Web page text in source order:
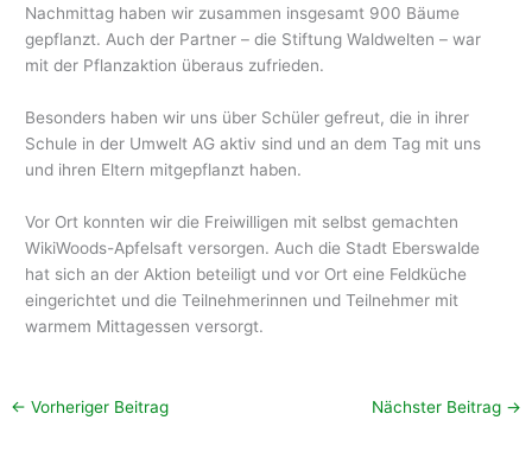
Nachmittag haben wir zusammen insgesamt 900 Bäume
gepflanzt. Auch der Partner – die Stiftung Waldwelten – war
mit der Pflanzaktion überaus zufrieden.
Besonders haben wir uns über Schüler gefreut, die in ihrer
Schule in der Umwelt AG aktiv sind und an dem Tag mit uns
und ihren Eltern mitgepflanzt haben.
Vor Ort konnten wir die Freiwilligen mit selbst gemachten
WikiWoods-Apfelsaft versorgen. Auch die Stadt Eberswalde
hat sich an der Aktion beteiligt und vor Ort eine Feldküche
eingerichtet und die Teilnehmerinnen und Teilnehmer mit
warmem Mittagessen versorgt.
← Vorheriger Beitrag Nächster Beitrag →